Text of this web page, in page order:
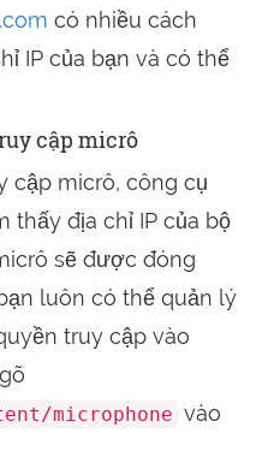
có nhiều cách
IP của bạn và có thể
cập micrô
cập micrô, công cụ
thấy địa chỉ IP của bộ
sẽ được đóng
luôn có thể quản lý
truy cập vào
microphone vào